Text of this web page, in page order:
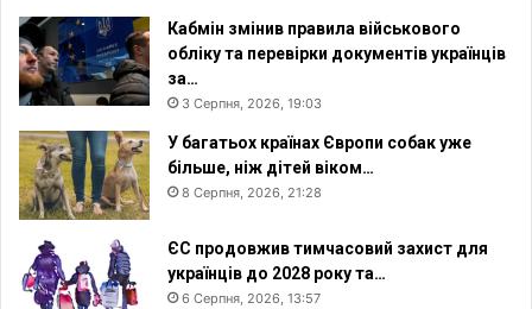
Кабмін змінив правила військового
обліку та перевірки документів українців
за…
3 Серпня, 2026, 19:03
У багатьох країнах Європи собак уже
більше, ніж дітей віком…
8 Серпня, 2026, 21:28
ЄС продовжив тимчасовий захист для
українців до 2028 року та…
6 Серпня, 2026, 13:57